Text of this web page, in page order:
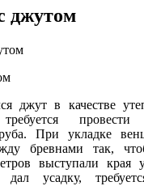
джутом
джут в качестве
провести
При укладке
бревнами так,
выступали края
усадку,